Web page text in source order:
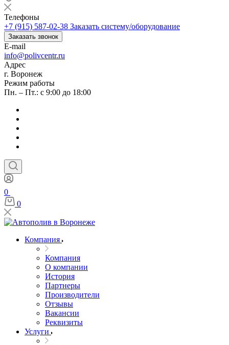
Телефоны
+7 (915) 587-02-38 Заказать систему/оборудование
Заказать звонок
E-mail
info@polivcentr.ru
Адрес
г. Воронеж
Режим работы
Пн. – Пт.: с 9:00 до 18:00
0
0
Компания
Компания
О компании
История
Партнеры
Производители
Отзывы
Вакансии
Реквизиты
Услуги